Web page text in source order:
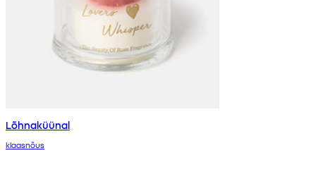
Lõhnaküünal
klaasnõus